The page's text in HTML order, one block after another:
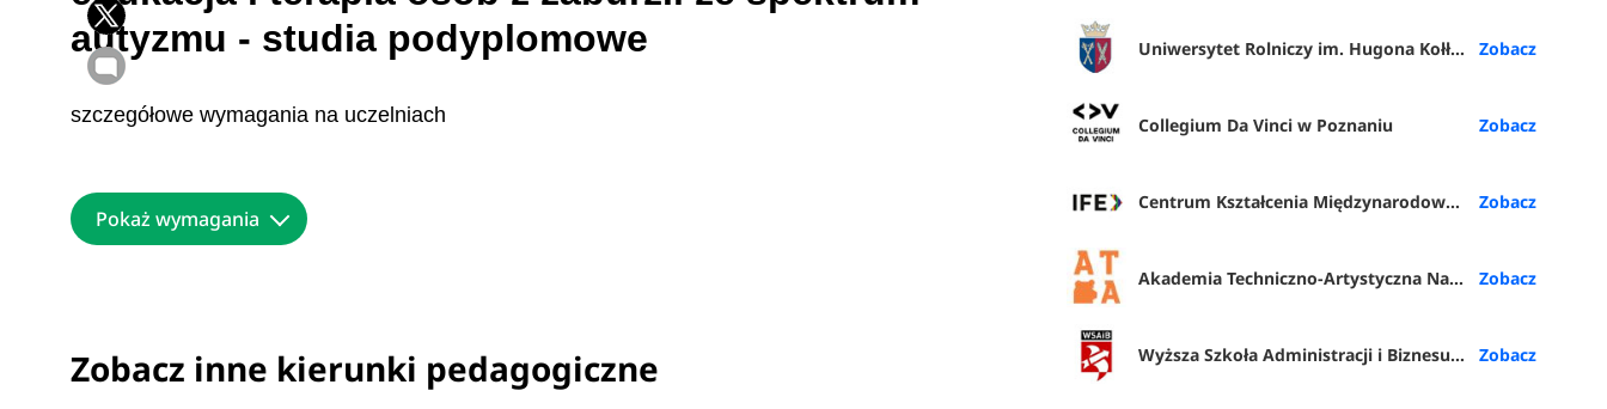
autyzmu - studia podyplomowe
szczegółowe wymagania na uczelniach
Pokaż wymagania
Zobacz inne kierunki pedagogiczne
Uniwersytet Rolniczy im. Hugona Kołłątaja w Krakowie
Collegium Da Vinci w Poznaniu
Centrum Kształcenia Międzynarodowego (IFE) PŁ
Akademia Techniczno-Artystyczna Nauk Stosowanych w Warszawie
Wyższa Szkoła Administracji i Biznesu im. E. Kwiatkowskiego w Gdyni